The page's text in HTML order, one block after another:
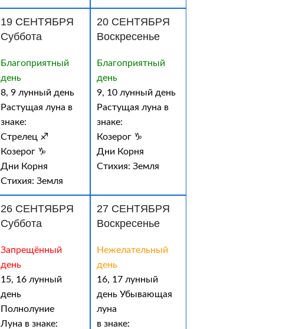
19 СЕНТЯБРЯ
Суббота
Благоприятный
день
8, 9 лунный день
Растущая луна в
знаке:
Стрелец ♐
Козерог ♑
Дни Корня
Стихия: Земля
20 СЕНТЯБРЯ
Воскресенье
Благоприятный
день
9, 10 лунный день
Растущая луна в
знаке:
Козерог ♑
Дни Корня
Стихия: Земля
26 СЕНТЯБРЯ
Суббота
Запрещённый
день
15, 16 лунный
день
Полнолуние
Луна в знаке:
27 СЕНТЯБРЯ
Воскресенье
Нежелательный
день
16, 17 лунный
день Убывающая
луна
в знаке: